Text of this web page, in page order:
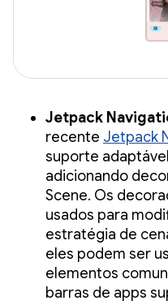
Jetpack
recente Jetpack
suporte
adicionando
Scene. Os
usados para
estratégia de
eles podem ser
elementos
barras de apps